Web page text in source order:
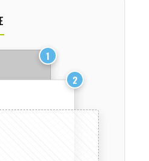
1
2